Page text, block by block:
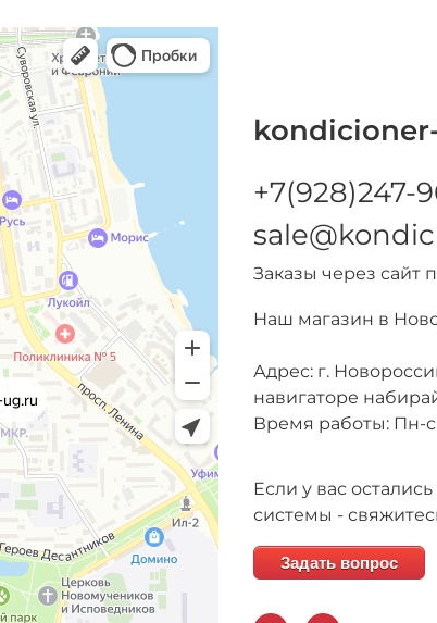
+7(928)247-
Заказы через сайт
Наш магазин в
Адрес: г.
навигаторе
Время работы: Пн-
Если у вас
системы -
Задать вопрос